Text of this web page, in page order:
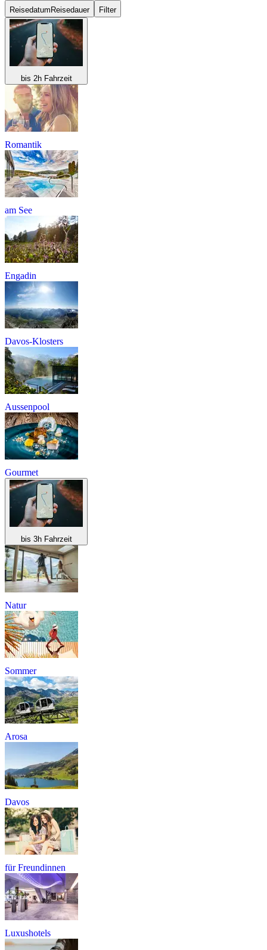
Reisedatum Reisedauer Filter
bis 2h Fahrzeit
Romantik
am See
Engadin
Davos-Klosters
Aussenpool
Gourmet
bis 3h Fahrzeit
Natur
Sommer
Arosa
Davos
für Freundinnen
Luxushotels